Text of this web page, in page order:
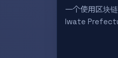
一个使用区块
Iwate